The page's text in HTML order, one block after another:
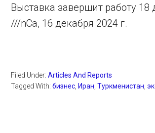
Выставка завершит работу 18
///nCa, 16 декабря 2024 г.
Filed Under:Articles And Reports
Tagged With:бизнес Иран ,Туркменистан ,